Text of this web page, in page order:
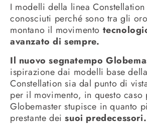
I modelli della linea
conosciuti perché sono tra gli
montano il movimento
avanzato di sempre.
Il nuovo segnatempo
ispirazione dai modelli base
Constellation sia dal punto di
per il movimento, in questo
Globemaster stupisce in quanto
prestante deisuoi predecessori.